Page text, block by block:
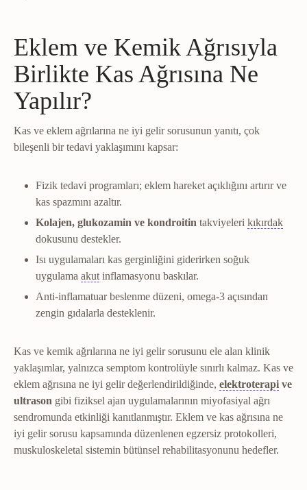
Eklem ve Kemik Ağrısıyla
Birlikte Kas Ağrısına Ne
Yapılır?
Kas ve eklem ağrılarına ne iyi gelir sorusunun yanıtı, çok
bileşenli bir tedavi yaklaşımını kapsar:
Fizik tedavi programları; eklem hareket açıklığını artırır ve
kas spazmını azaltır.
Kolajen, glukozamin ve kondroitin takviyeleri kıkırdak
dokusunu destekler.
Isı uygulamaları kas gerginliğini giderirken soğuk
uygulama akutAkut dönemYaralanmanın ilk günleri; ağrı,
inflamasyonu baskılar.
Anti-inflamatuar beslenme düzeni, omega-3 açısından
zengin gıdalarla desteklenir.
Kas ve kemik ağrılarına ne iyi gelir sorusunu ele alan klinik
yaklaşımlar, yalnızca semptom kontrolüyle sınırlı kalmaz. Kas ve
eklem ağrısına ne iyi gelir değerlendirildiğinde, elektroterapi ve
ultrason gibi fiziksel ajan uygulamalarının miyofasiyal ağrı
sendromunda etkinliği kanıtlanmıştır. Eklem ve kas ağrısına ne
iyi gelir sorusu kapsamında düzenlenen egzersiz protokolleri,
muskuloskeletal sistemin bütünsel rehabilitasyonunu hedefler.